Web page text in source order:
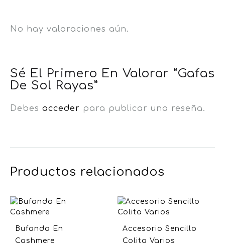
No hay valoraciones aún.
Sé El Primero En Valorar “Gafas
De Sol Rayas”
Debes acceder para publicar una reseña.
Productos relacionados
Bufanda En
Cashmere
Accesorio Sencillo
Colita Varios